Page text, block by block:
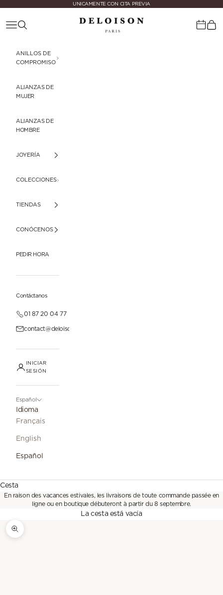
UNICAMENTE CON CITA PREVIA
Deloison Paris
MenúBuscar
ANILLOS DE
COMPROMISO
ALIANZAS DE
MUJER
ALIANZAS DE
HOMBRE
JOYERÍA
COLECCIONES
TIENDAS
CONÓCENOS
PEDIR HORA
Contáctanos
01 87 20 04 77
contact@deloisonparis.com
INICIAR
SESIÓN
Español
Idioma
Français
English
Español
Cesta
En raison des vacances estivales, les livraisons de toute commande passée en
ligne ou en boutique débuteront à partir du 8 septembre.
La cesta está vacía
Zoom